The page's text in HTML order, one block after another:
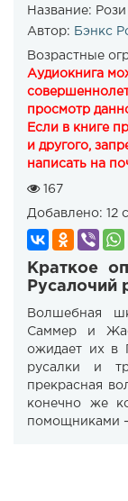
Название:
Автор: Бэнкс
Возрастные
Аудиокнига
просмотр
Если в книге
и другого,
написать на
167
Добавлено: 12
Краткое
Русалочий
Волшебная
Саммер и
ожидает их в
русалки и
прекрасная
конечно же
помощниками